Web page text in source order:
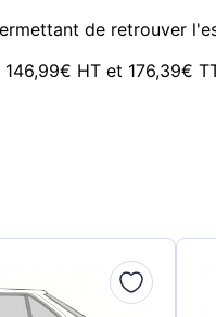
de retrouver
HT et 176,39€